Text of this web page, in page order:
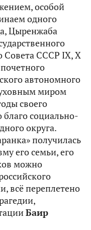
особой
одного
Цыренжаба
Совета СССР IX, X
автономного
миром
своего
благо социально-
округа.
получилась
его семьи, его
можно
всё переплетено
Баир